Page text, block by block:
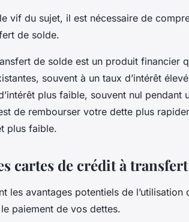
vif du sujet, il est nécessaire de
de solde.
de solde est un produit financier
souvent à un taux d’intérêt
plus faible, souvent nul pendant
de rembourser votre dette plus
plus faible.
cartes de crédit à
les avantages potentiels de l’utilisation
paiement de vos dettes.